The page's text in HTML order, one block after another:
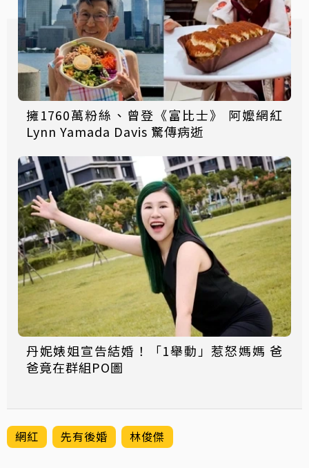
擁1760萬粉絲、曾登《富比士》 阿嬤網紅
Lynn Yamada Davis 驚傳病逝
丹妮婊姐宣告結婚！「1舉動」惹怒媽媽 爸
爸竟在群組PO圖
網紅 先有後婚 林俊傑